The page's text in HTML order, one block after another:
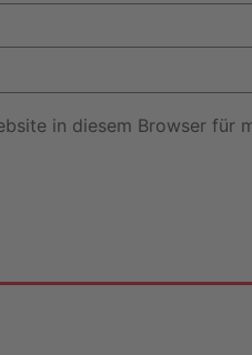
in diesem Browser für